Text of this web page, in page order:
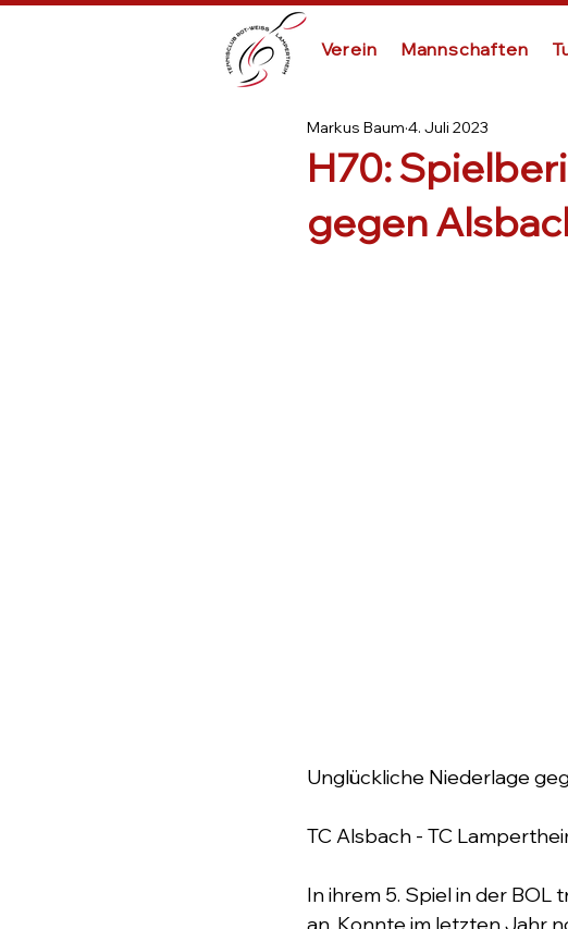
Verein Mannschaften
H70:
gegen
Markus Baum 4. Juli 2023
Unglückliche Niederlage
TC Alsbach - TC
In ihrem 5. Spiel in der
an. Konnte im letzten Jahr